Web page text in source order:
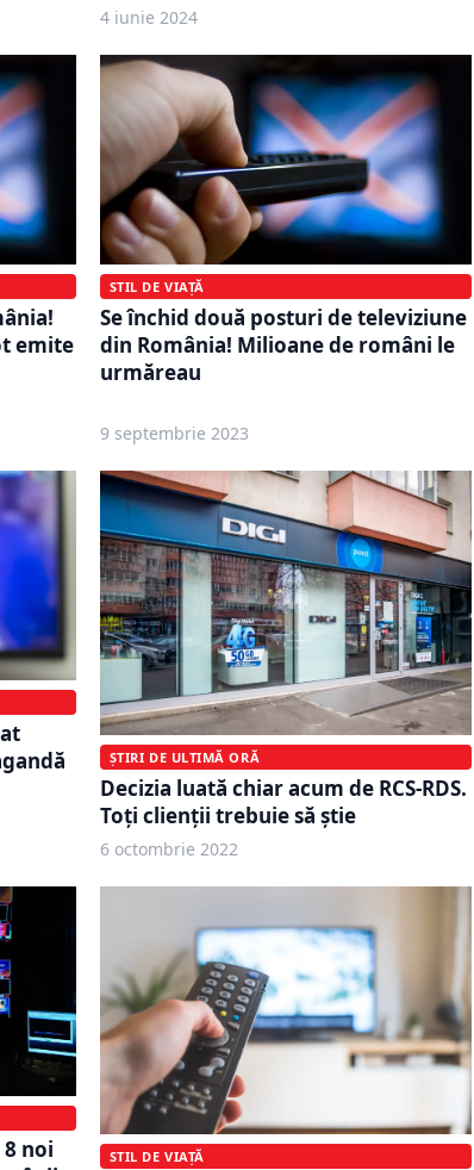
4 iunie 2024
emite
STIL DE VIAȚĂ
Se închid două posturi de televiziune
din România! Milioane de români le
urmăreau
9 septembrie 2023
ȘTIRI DE ULTIMĂ ORĂ
Decizia luată chiar acum de RCS-RDS.
Toți clienții trebuie să știe
6 octombrie 2022
noi
STIL DE VIAȚĂ